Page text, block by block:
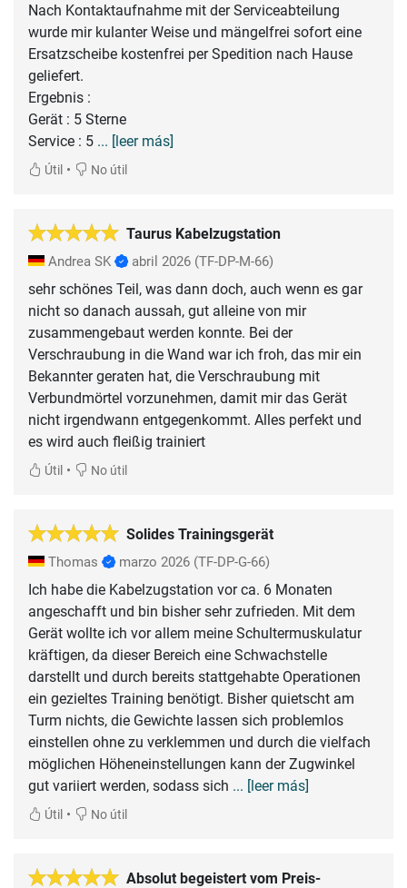
Nach Kontaktaufnahme mit der Serviceabteilung
wurde mir kulanter Weise und mängelfrei sofort eine
Ersatzscheibe kostenfrei per Spedition nach Hause
geliefert.
Ergebnis :
Gerät : 5 Sterne
Service : 5 ... [leer más]
Útil • No útil
Taurus Kabelzugstation
Andrea SK abril 2026 (TF-DP-M-66)
sehr schönes Teil, was dann doch, auch wenn es gar
nicht so danach aussah, gut alleine von mir
zusammengebaut werden konnte. Bei der
Verschraubung in die Wand war ich froh, das mir ein
Bekannter geraten hat, die Verschraubung mit
Verbundmörtel vorzunehmen, damit mir das Gerät
nicht irgendwann entgegenkommt. Alles perfekt und
es wird auch fleißig trainiert
Útil • No útil
Solides Trainingsgerät
Thomas marzo 2026 (TF-DP-G-66)
Ich habe die Kabelzugstation vor ca. 6 Monaten
angeschafft und bin bisher sehr zufrieden. Mit dem
Gerät wollte ich vor allem meine Schultermuskulatur
kräftigen, da dieser Bereich eine Schwachstelle
darstellt und durch bereits stattgehabte Operationen
ein gezieltes Training benötigt. Bisher quietscht am
Turm nichts, die Gewichte lassen sich problemlos
einstellen ohne zu verklemmen und durch die vielfach
möglichen Höheneinstellungen kann der Zugwinkel
gut variiert werden, sodass sich ... [leer más]
Útil • No útil
Absolut begeistert vom Preis-